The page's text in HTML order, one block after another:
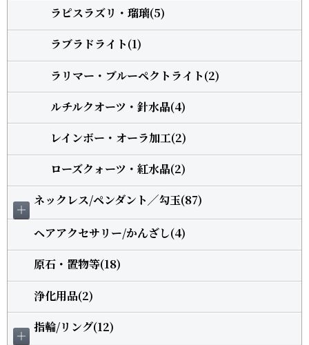
ラピスラズリ・瑠璃(5)
ラブラドライト(1)
ラリマー・ブルーペクトライト(2)
ルチルクオーツ・針水晶(4)
レインボー・オーラ加工(2)
ローズクォーツ・紅水晶(2)
＋
ネックレス/ペンダント╱勾玉(87)
ヘアアクセサリー/かんざし(4)
原石・置物等(18)
浄化用品(2)
＋
指輪/リング(12)